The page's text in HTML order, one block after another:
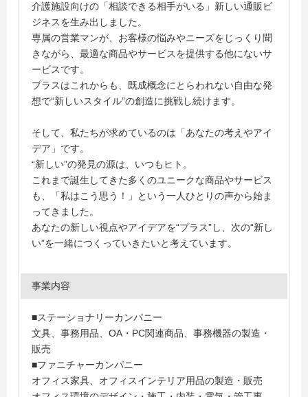
介護施設向けの「相談できる相手がいる」新しい通販ビ
ジネスを生み出しました。
専属の営業マンが、お客様の悩みやニーズをじっくり聞
きながら、最適な商品やサービスを提供する他にないサ
ービスです。
プラスはこれからも、既成概念にとらわれない自由な発
想で“新しいスタイル”の創造に挑戦し続けます。
そして、私たちが求めているのは「あなたの考えやアイ
デア」です。
“新しい”の発見の源は、いつもヒト。
これまで誕生してきた多くのユニークな商品やサービス
も、「私はこう思う！」という一人ひとりの声から始ま
ってきました。
あなたの新しい視点やアイデアを“プラス”し、次の“新し
い”を一緒につくっていきたいと考えています。
事業内容
■ステーショナリーカンパニー
文具、事務用品、OA・PC関連商品、事務機器の製造・
販売
■ファニチャーカンパニー
オフィス家具、オフィスインテリア用品の製造・販売